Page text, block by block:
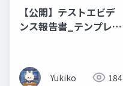
【公開】テストエビデ
ンス報告書_テンプレー
Yukiko 184